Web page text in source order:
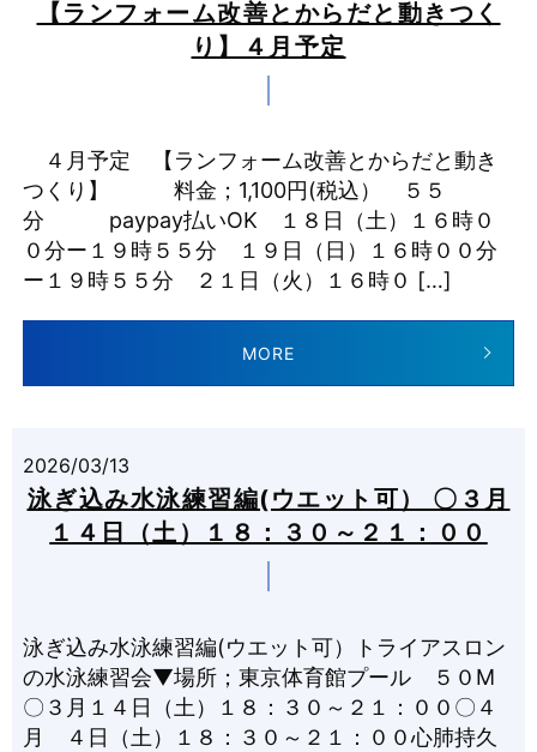
【ランフォーム改善とからだと動きつく
り】４月予定
４月予定 【ランフォーム改善とからだと動き
つくり】 料金；1,100円(税込） ５５
分 paypay払いOK １８日（土）１６時０
０分ー１９時５５分 １９日（日）１６時００分
ー１９時５５分 ２１日（火）１６時０ […]
MORE
2026/03/13
泳ぎ込み水泳練習編(ウエット可） 〇３月
１４日（土）１８：３０～２１：００
泳ぎ込み水泳練習編(ウエット可）トライアスロン
の水泳練習会▼場所；東京体育館プール ５０M
〇３月１４日（土）１８：３０～２１：００〇４
月 ４日（土）１８：３０～２１：００心肺持久